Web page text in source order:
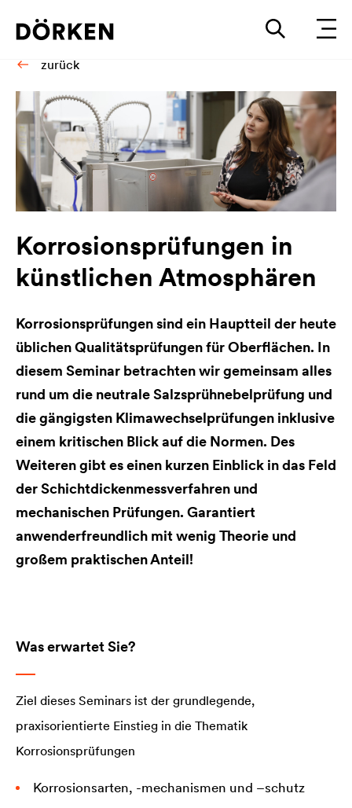
zurück
Korrosionsprüfungen in
künstlichen Atmosphären
Korrosionsprüfungen sind ein Hauptteil der heute
üblichen Qualitätsprüfungen für Oberflächen. In
diesem Seminar betrachten wir gemeinsam alles
rund um die neutrale Salzsprühnebelprüfung und
die gängigsten Klimawechselprüfungen inklusive
einem kritischen Blick auf die Normen. Des
Weiteren gibt es einen kurzen Einblick in das Feld
der Schichtdickenmessverfahren und
mechanischen Prüfungen. Garantiert
anwenderfreundlich mit wenig Theorie und
großem praktischen Anteil!
Was erwartet Sie?
Ziel dieses Seminars ist der grundlegende,
praxisorientierte Einstieg in die Thematik
Korrosionsprüfungen
Korrosionsarten, -mechanismen und –schutz